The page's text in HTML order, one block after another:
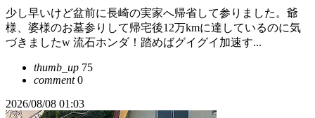
少し早いけど盆前に長崎の実家へ帰省して参りました。爺
様、婆様のお墓参りして帰宅後12万kmに達しているのに気
づきましたw 流石ホンダ！踏めばグイグイ加速す...
thumb_up 75
comment0
2026/08/08 01:03